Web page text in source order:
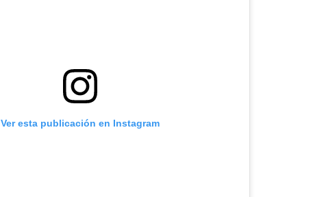
Ver esta publicación en Instagram